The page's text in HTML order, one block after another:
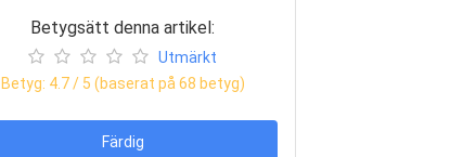
Betygsätt denna artikel:
Utmärkt
Betyg: 4.7/ 5 (baserat på 68 betyg)
Färdig